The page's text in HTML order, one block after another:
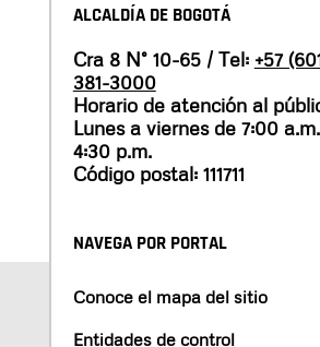
ALCALDÍA DE BOGOTÁ
Cra 8 N° 10-65 / Tel: +57
381-3000
Horario de atención al
Lunes a viernes de 7:00
4:30 p.m.
Código postal: 111711
NAVEGA POR PORTAL
Conoce el mapa del sitio
Entidades de control